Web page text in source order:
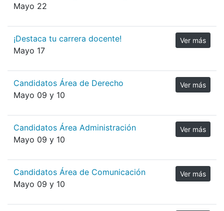
Mayo 22
¡Destaca tu carrera docente!
Mayo 17
Ver más
Candidatos Área de Derecho
Mayo 09 y 10
Ver más
Candidatos Área Administración
Mayo 09 y 10
Ver más
Candidatos Área de Comunicación
Mayo 09 y 10
Ver más